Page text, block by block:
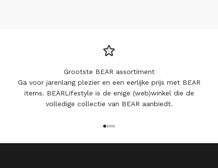
Grootste BEAR assortiment
Ga voor jarenlang plezier en een eerlijke prijs met BEAR
items. BEARLifestyle is de enige (web)winkel die de
volledige collectie van BEAR aanbiedt.